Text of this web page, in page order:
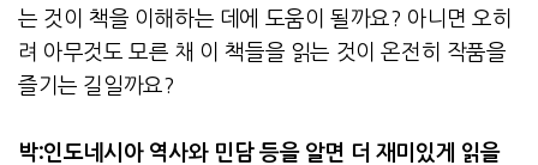
는 것이 책을 이해하는 데에 도움이 될까요? 아니면 오히
려 아무것도 모른 채 이 책들을 읽는 것이 온전히 작품을
즐기는 길일까요?
박:인도네시아 역사와 민담 등을 알면 더 재미있게 읽을